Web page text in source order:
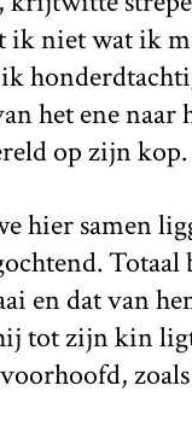
ik niet wat ik
het ene naar
op zijn kop.
hier samen
en dat van
tot zijn kin